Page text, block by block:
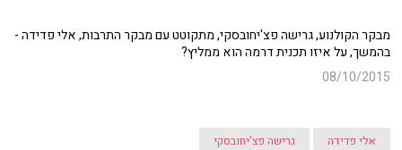
מבקר הקולנוע, גרישה פצ'יחובסקי, מתקוטט עם מבקר התרבות, אלי פדידה -
בהמשך, על איזו תכנית דרמה הוא ממליץ?
08/10/2015
אלי פדידה גרישה פצ'יחובסקי